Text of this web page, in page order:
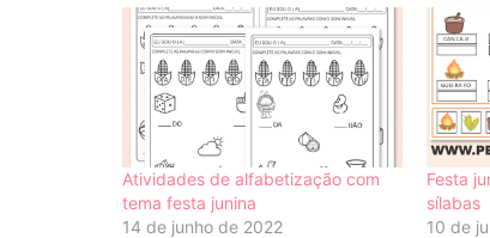
Atividades de alfabetização com
tema festa junina
14 de junho de 2022
Festa
sílabas
10 de